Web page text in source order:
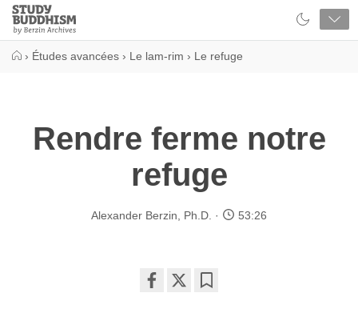
Close
Study
Buddhism
Home
› Études avancées › Le lam-rim › Le refuge
Rendre ferme notre
refuge
Alexander Berzin, Ph.D. 53:26